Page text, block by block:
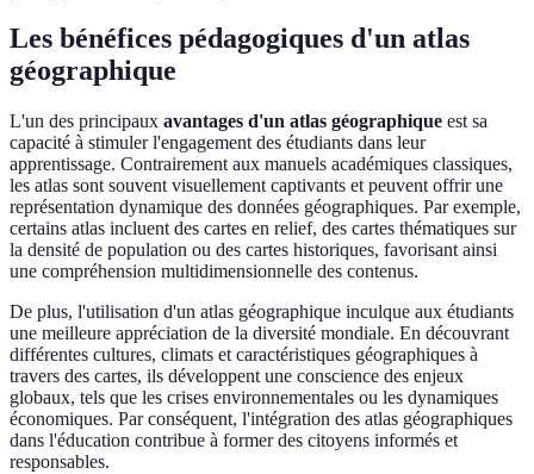
Les bénéfices pédagogiques d'un atlas
géographique
L'un des principaux avantages d'un atlas géographique est sa
capacité à stimuler l'engagement des étudiants dans leur
apprentissage. Contrairement aux manuels académiques classiques,
les atlas sont souvent visuellement captivants et peuvent offrir une
représentation dynamique des données géographiques. Par exemple,
certains atlas incluent des cartes en relief, des cartes thématiques sur
la densité de population ou des cartes historiques, favorisant ainsi
une compréhension multidimensionnelle des contenus.
De plus, l'utilisation d'un atlas géographique inculque aux étudiants
une meilleure appréciation de la diversité mondiale. En découvrant
différentes cultures, climats et caractéristiques géographiques à
travers des cartes, ils développent une conscience des enjeux
globaux, tels que les crises environnementales ou les dynamiques
économiques. Par conséquent, l'intégration des atlas géographiques
dans l'éducation contribue à former des citoyens informés et
responsables.